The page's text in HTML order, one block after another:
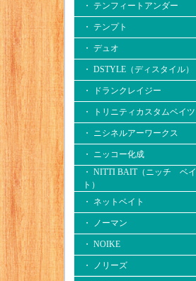
・ テンフィートアンダー
・ テンプト
・ デュオ
・ DSTYLE（ディスタイル）
・ ドランクレイジー
・ トリニティカスタムベイツ
・ ニシネルアーワークス
・ ニッコー化成
・ NITTI BAIT（ニッチ ベイ
ト）
・ ネットベイト
・ ノーマン
・ NOIKE
・ ノリーズ